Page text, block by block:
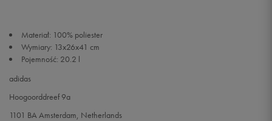
Materiał: 100% poliester
Wymiary: 13x26x41 cm
Pojemność: 20.2 l
adidas
Hoogoorddreef 9a
1101 BA Amsterdam, Netherlands